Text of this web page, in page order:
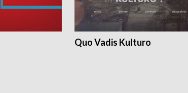
Quo Vadis Kulturo